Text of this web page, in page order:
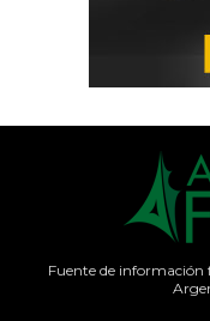
Fuente de